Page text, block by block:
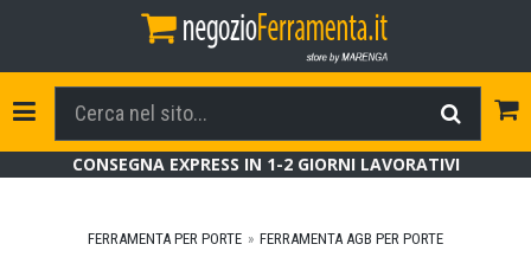
Toggle Navigation
CONSEGNA EXPRESS IN 1-2 GIORNI LAVORATIVI
FERRAMENTA PER PORTE FERRAMENTA AGB PER PORTE